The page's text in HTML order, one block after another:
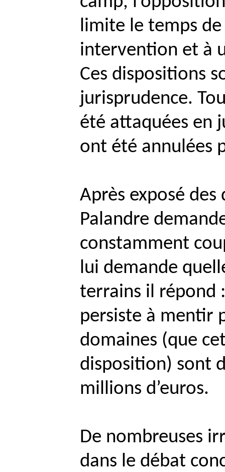
limite le temps
intervention et à
Ces dispositions
jurisprudence.
été attaquées en
ont été annulées
Après exposé
Palandre
constamment
lui demande
terrains il répond
persiste à mentir
domaines (que
disposition) sont
millions d’euros.
De nombreuses
dans le débat